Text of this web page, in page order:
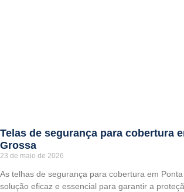
Telas de segurança para cobertura
Grossa
23 de maio de 2026
As telhas de segurança para cobertura em
solução eficaz e essencial para garantir a